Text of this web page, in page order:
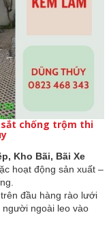
chống trộm thi
Kho Bãi, Bãi Xe
hoạt động sản xuất –
đầu hàng rào lưới
ngoài leo vào